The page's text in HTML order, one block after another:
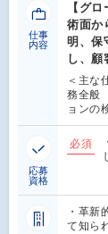
仕事
内容
【グ
術面か
明、保
し、顧
＜主な
務全般
ョンの
応募
資格
必須
・革新
て知ら